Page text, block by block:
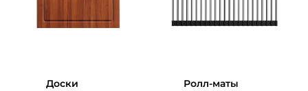
Доски Ролл-маты